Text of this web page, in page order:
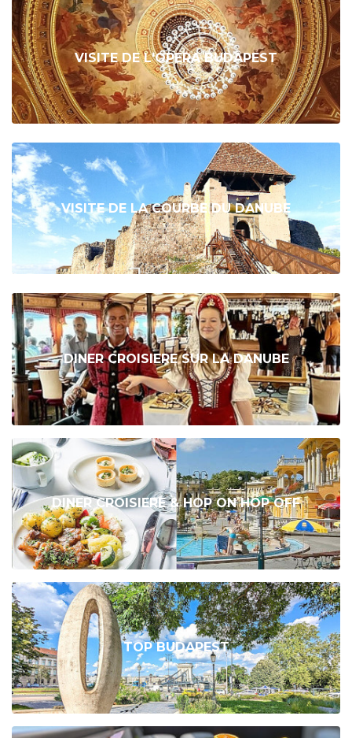
VISITE DE L'OPERA BUDAPEST
VISITE DE LA COURBE DU DANUBE
DINER CROISIERE SUR LA DANUBE
DINER CROISIERE & HOP ON HOP OFF
TOP BUDAPEST